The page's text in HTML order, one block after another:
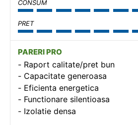
CONSUM
PRET
PARERI PRO
Raport calitate/pret bun
Capacitate generoasa
Eficienta energetica
Functionare silentioasa
Izolatie densa